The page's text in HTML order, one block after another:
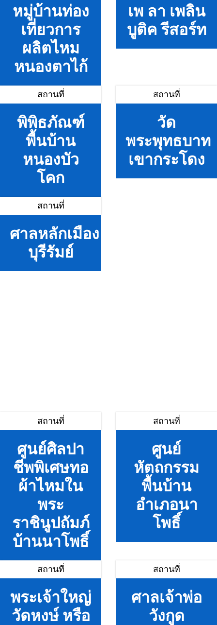
หมู่บ้านท่อง
เที่ยวการ
ผลิตไหม
หนองตาไก้
เพ ลา เพลิน
บูติค รีสอร์ท
สถานที่
พิพิธภัณฑ์
พื้นบ้าน
หนองบัว
โคก
สถานที่
วัด
พระพุทธบาท
เขากระโดง
สถานที่
ศาลหลักเมือง
บุรีรัมย์
สถานที่
ศูนย์ศิลปา
ชีพพิเศษทอ
ผ้าไหมใน
พระ
ราชินูปถัมภ์
บ้านนาโพธิ์
สถานที่
ศูนย์
หัตถกรรม
พื้นบ้าน
อำเภอนา
โพธิ์
สถานที่
พระเจ้าใหญ่
วัดหงษ์ หรือ
สถานที่
ศาลเจ้าพ่อ
วังกูด